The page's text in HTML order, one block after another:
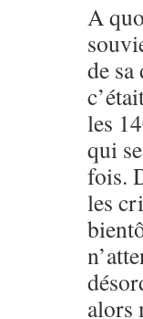
A
de
les
qui
fois.
les
alors